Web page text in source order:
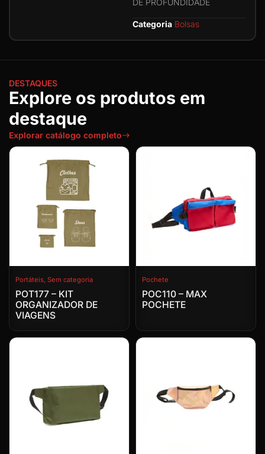
DE PROFUNDIDADE
Categoria Bolsas
DESTAQUES
Explore os produtos em
destaque
Explorar catálogo completo
Portáteis, Sem categoria
POT177 – KIT
ORGANIZADOR DE
VIAGENS
Pochete
POC110 – MAX
POCHETE